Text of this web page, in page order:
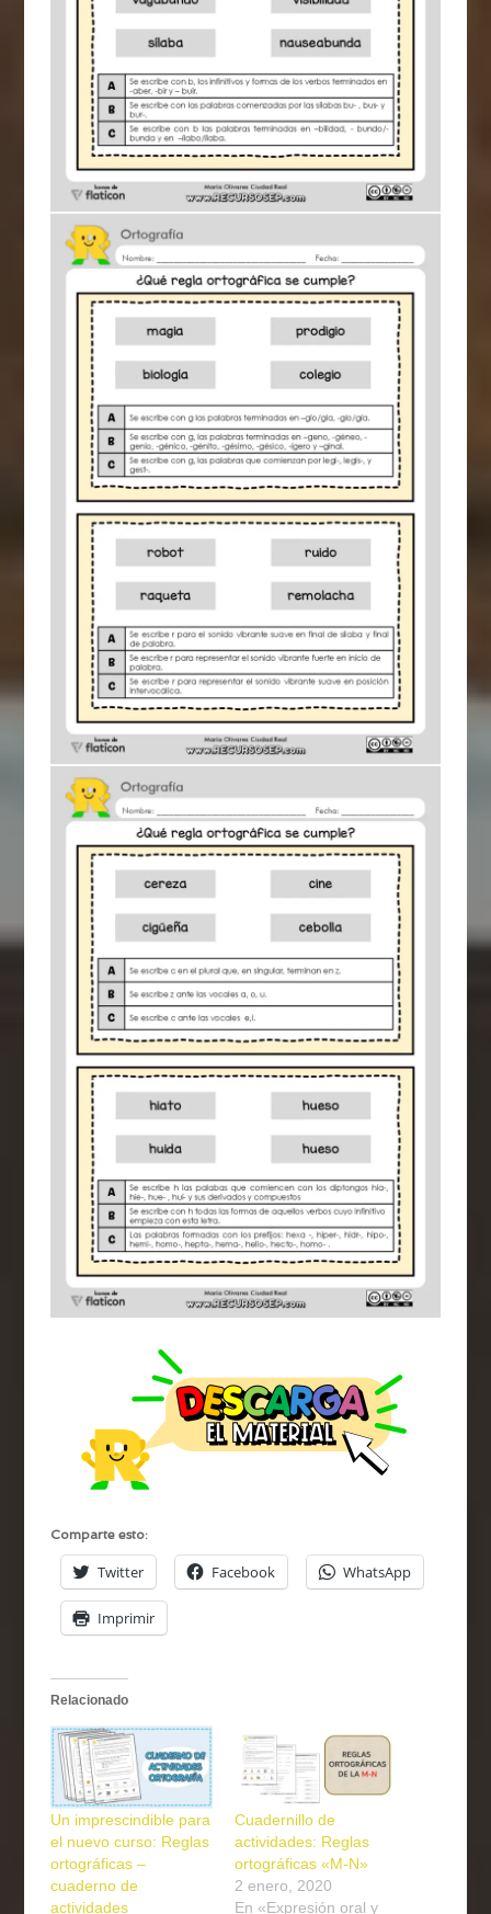
Comparte esto:
Twitter Facebook WhatsApp
Imprimir
Relacionado
Un imprescindible para
el nuevo curso: Reglas
ortográficas –
cuaderno de
actividades
Cuadernillo de
actividades: Reglas
ortográficas «M-N»
2 enero, 2020
En «Expresión oral y